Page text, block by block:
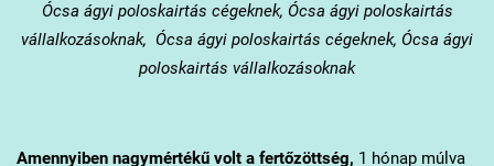
Ócsa ágyi poloskairtás cégeknek, Ócsa ágyi poloskairtás
vállalkozásoknak, Ócsa ágyi poloskairtás cégeknek, Ócsa ágyi
poloskairtás vállalkozásoknak
Amennyiben nagymértékű volt a fertőzöttség, 1 hónap múlva